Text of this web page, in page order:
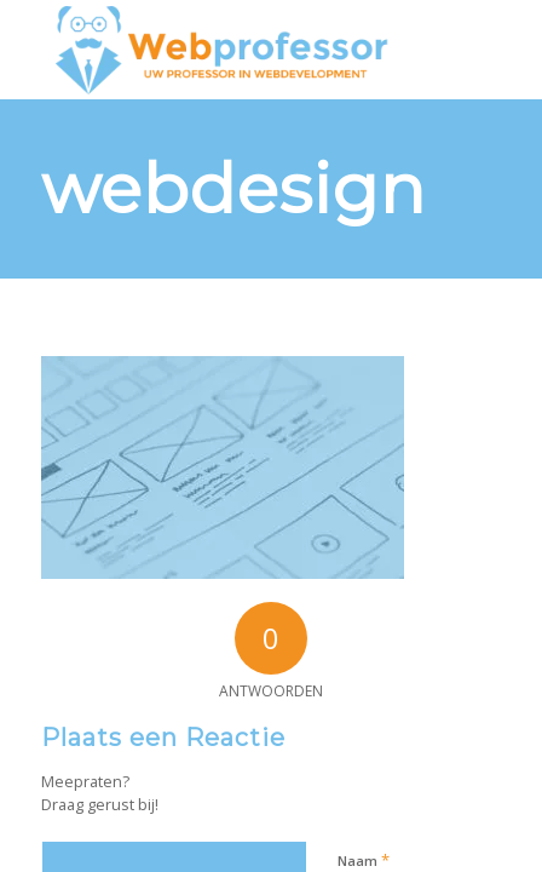
webdesign
0
ANTWOORDEN
Plaats een Reactie
Meepraten?
Draag gerust bij!
Naam *